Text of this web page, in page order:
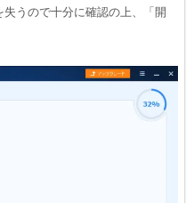
うので十分に確認の上、「開